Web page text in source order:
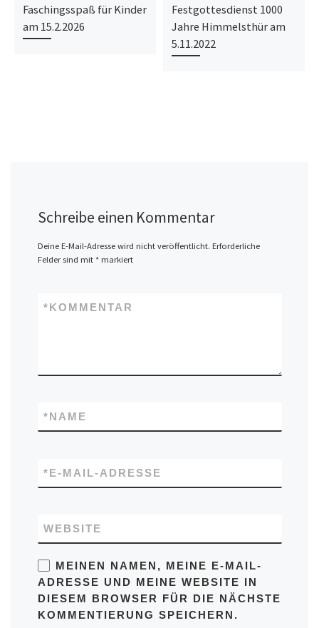
Faschingsspaß für Kinder
am 15.2.2026
Festgottesdienst 1000
Jahre Himmelsthür am
5.11.2022
Schreibe einen Kommentar
Deine E-Mail-Adresse wird nicht veröffentlicht. Erforderliche
Felder sind mit *markiert
KOMMENTAR
*
NAME
*
E-MAIL-ADRESSE
*
WEBSITE
MEINEN NAMEN, MEINE E-MAIL-
ADRESSE UND MEINE WEBSITE IN
DIESEM BROWSER FÜR DIE NÄCHSTE
KOMMENTIERUNG SPEICHERN.